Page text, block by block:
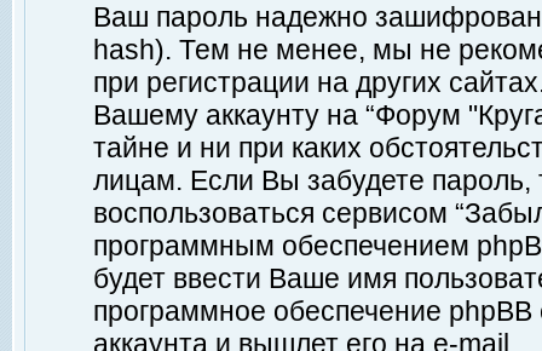
Ваш пароль надежно
hash). Тем не менее, мы не
при регистрации на других
Вашему аккаунту на “Форум
тайне и ни при каких
лицам. Если Вы забудете пароль,
воспользоваться сервисом
программным обеспечением
будет ввести Ваше имя
программное обеспечение
аккаунта и вышлет его на e-mail.